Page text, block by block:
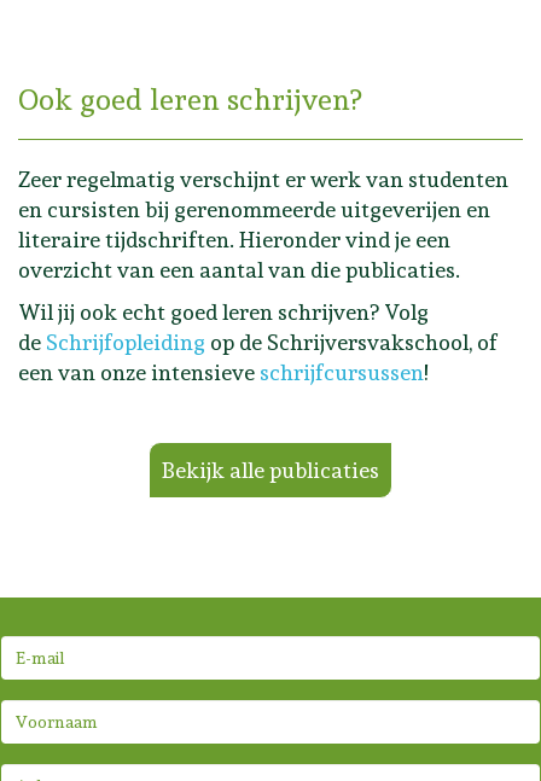
Ook goed leren schrijven?
Zeer regelmatig verschijnt er werk van studenten
en cursisten bij gerenommeerde uitgeverijen en
literaire tijdschriften. Hieronder vind je een
overzicht van een aantal van die publicaties.
Wil jij ook echt goed leren schrijven? Volg
de Schrijfopleiding op de Schrijversvakschool, of
een van onze intensieve schrijfcursussen!
Bekijk alle publicaties